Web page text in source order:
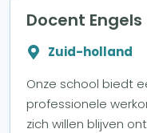
Docent Engels
Zuid-holland
Onze school biedt
professionele
zich willen blijven